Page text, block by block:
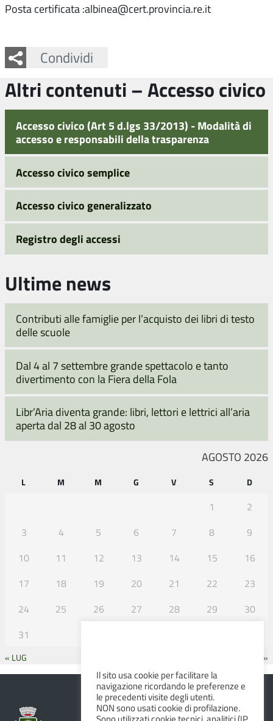
Posta certificata :albinea@cert.provincia.re.it
Condividi
Facebook
Twitter
Whatsapp
Altri contenuti – Accesso civico
Accesso civico (Art 5 d.lgs 33/2013) - Modalità di
accesso e responsabili della trasparenza
Accesso civico semplice
Accesso civico generalizzato
Registro degli accessi
Ultime news
Contributi alle famiglie per l’acquisto dei libri di testo
delle scuole
Dal 4 al 7 settembre grande spettacolo e tanto
divertimento con la Fiera della Fola
Libr’Aria diventa grande: libri, lettori e lettrici all’aria
aperta dal 28 al 30 agosto
AGOSTO 2026
L M M G V S D
1
2
3
4 5 6 7 8
9
10
11 12 13 14 15
16
17
18 19 20 21 22
23
24
25 26 27 28 29
30
31
« LUG SET »
Il sito usa cookie per facilitare la
navigazione ricordando le preferenze e
le precedenti visite degli utenti.
NON sono usati cookie di profilazione.
Sono utilizzati cookie tecnici, analitici (IP